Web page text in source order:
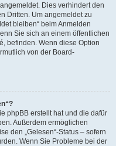
Dies verhindert den
Dritten. Um angemeldet zu
bleiben“ beim Anmelden
Sie sich an einem öffentlichen
befinden. Wenn diese Option
von der Board-
phpBB erstellt hat und die dafür
Außerdem ermöglichen
den „Gelesen“-Status – sofern
Wenn Sie Probleme bei der